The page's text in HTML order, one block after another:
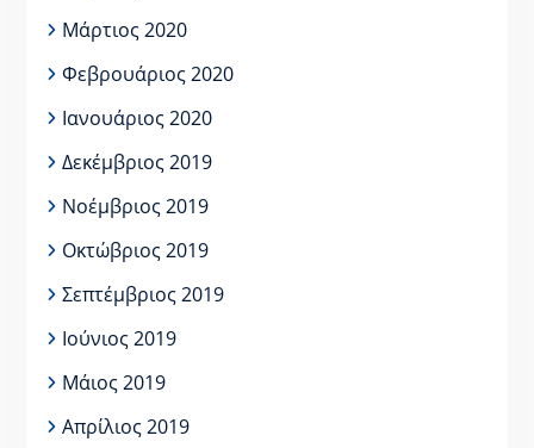
Μάρτιος 2020
Φεβρουάριος 2020
Ιανουάριος 2020
Δεκέμβριος 2019
Νοέμβριος 2019
Οκτώβριος 2019
Σεπτέμβριος 2019
Ιούνιος 2019
Μάιος 2019
Απρίλιος 2019